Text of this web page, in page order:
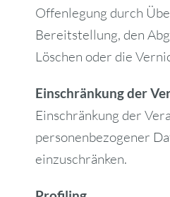
Offenlegung durch
Bereitstellung, den
Löschen oder die
Einschränkung der
Einschränkung der
personenbezogener
einzuschränken.